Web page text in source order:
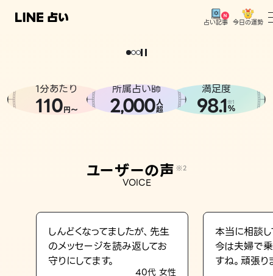
占い記事 今日の運勢
相談事例
どうせなら
。
1分あたり
110円〜
所属占い師
2,000人
超
満足度
98.1※1
%
ユーザーの声 ※2
VOICE
しんどくなってましたが、先生
のメッセージを読み返してお
守りにしてます。
40代 女性
本当に相談し
今は夫婦で
すね。頑張り